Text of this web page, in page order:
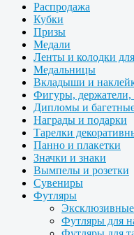
Распродажа
Кубки
Призы
Медали
Ленты и колодки
Медальницы
Вкладыши и
Фигуры, держатели,
Дипломы и
Награды и подарки
Тарелки
Панно и плакетки
Значки и знаки
Вымпелы и розетки
Сувениры
Футляры
Эксклюзивные
Футляры для